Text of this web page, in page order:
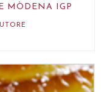
MÒDENA IGP